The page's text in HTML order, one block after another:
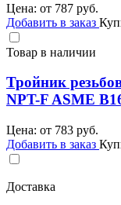
Цена: от 787 руб.
Добавить в заказ
Товар в наличии
Тройник
NPT-F ASME
Цена: от 783 руб.
Добавить в заказ
Доставка